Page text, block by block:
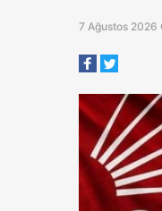
7 Ağustos 2026